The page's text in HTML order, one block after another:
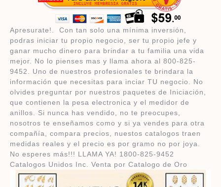
​Apresurate!. ​ Con tan solo una mínima inversión,
podras iniciar tu propio negocio, ser tu propio jefe y
ganar mucho dinero para brindar a tu familia una vida
mejor. No lo pienses mas y llama ahora al 800-825-
9452. Uno de nuestros profesionales te brindara la
información que necesitas para inciar TU negocio. ​No
olvides preguntar por nuestros paquetes de Iniciación,
que contienen la pesa electronica y el medidor de
anillos. Si nunca has vendido, no te preocupes,
nosotros te enseñamos como y si ya vendes para otra
compañía, compara precios, nuestos catalogos traen
medidas reales y el precio es por gramo no por joya. ​ ​
No esperes más!!! LLAMA YA! 1800-825-9452 ​ ​
Catalogos Unidos Inc. Venta por Catalogo de Oro